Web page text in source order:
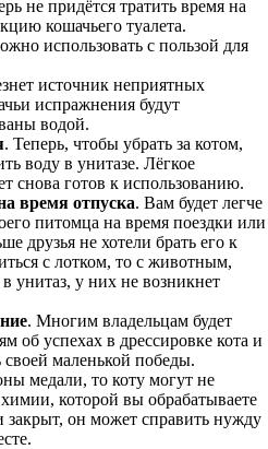
не придётся тратить время на
кошачьего туалета.
использовать с пользой для
источник неприятных
испражнения будут
водой.
. Теперь, чтобы убрать за котом,
воду в унитазе. Лёгкое
снова готов к использованию.
время отпуска. Вам будет легче
питомца на время поездки или
друзья не хотели брать его к
с лотком, то с животным,
унитаз, у них не возникнет
. Многим владельцам будет
об успехах в дрессировке кота и
своей маленькой победы.
медали, то коту могут не
которой вы обрабатываете
закрыт, он может справить нужду